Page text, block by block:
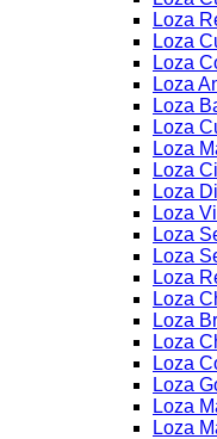
Loza
Loza
Loza
Loza
Loza
Loza
Loza
Loza
Loza
Loza
Loza
Loza
Loza
Loza
Loza
Loza
Loza
Loza
Loza
Loza